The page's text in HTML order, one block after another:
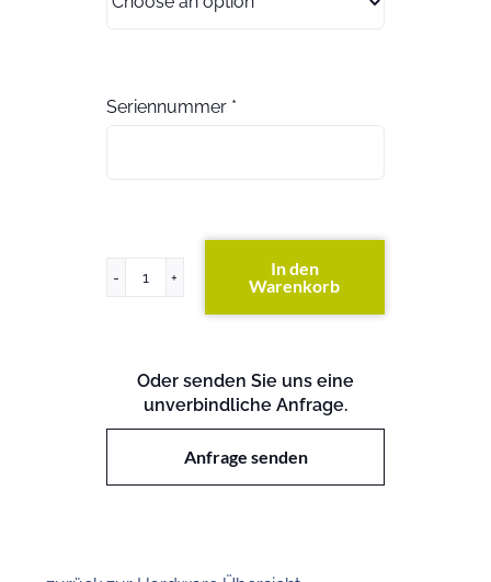
Seriennummer *
x235
In den
Warenkorb
Oder senden Sie uns eine
unverbindliche Anfrage.
Anfrage senden